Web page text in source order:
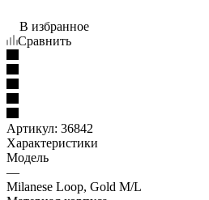
В избранное
Сравнить
Артикул: 36842
Характеристики
Модель
—
Milanese Loop, Gold M/L